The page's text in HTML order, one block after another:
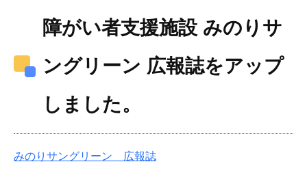
障がい者支援施設 みのりサ
ングリーン 広報誌をアップ
しました。
みのりサングリーン 広報誌